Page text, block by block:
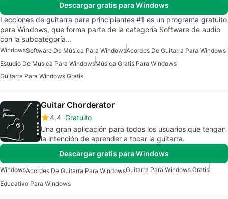
Descargar gratis para Windows
Lecciones de guitarra para principiantes #1 es un programa gratuito
para Windows, que forma parte de la categoría Software de audio
con la subcategoría…
WindowsSoftware De Música Para WindowsAcordes De Guitarra Para Windows
Estudio De Musica Para WindowsMúsica Gratis Para Windows
Guitarra Para Windows Gratis
Guitar Chorderator
4.4 Gratuito
Una gran aplicación para todos los usuarios que tengan
la intención de aprender a tocar la guitarra.
Descargar gratis para Windows
WindowsAcordes De Guitarra Para WindowsGuitarra Para Windows Gratis
Educativo Para Windows